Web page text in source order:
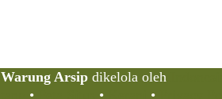
Warung Arsip dikelola oleh
• • •